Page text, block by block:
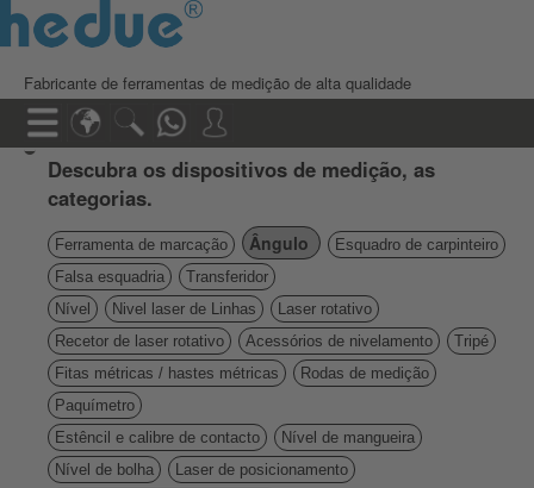
Fabricante de ferramentas de medição de alta qualidade
Descubra os dispositivos de medição, as
categorias.
Ferramenta de marcação Ângulo
Esquadro de carpinteiro
Falsa esquadria
Transferidor
Nível
Nivel laser de Linhas
Laser rotativo
Recetor de laser rotativo
Acessórios de nivelamento
Tripé
Fitas métricas / hastes métricas
Rodas de medição
Paquímetro
Estêncil e calibre de contacto
Nível de mangueira
Nível de bolha
Laser de posicionamento